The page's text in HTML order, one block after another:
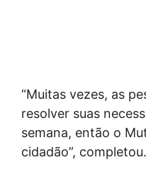
“Muitas vezes, as
resolver suas
semana, então o
cidadão”, completou.